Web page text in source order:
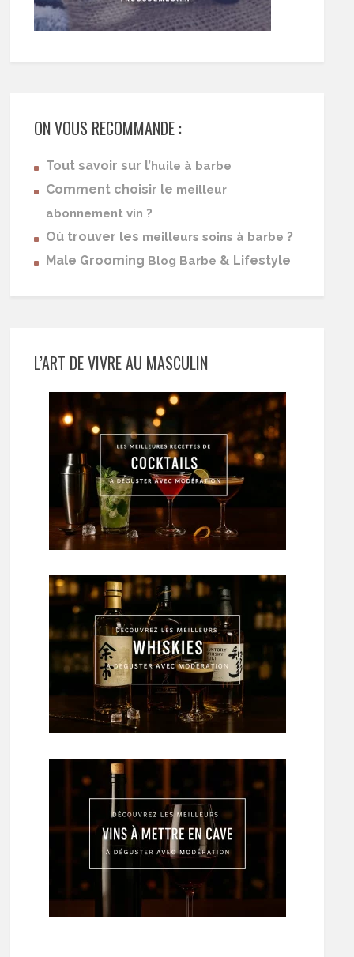
ON VOUS RECOMMANDE :
Tout savoir sur l’huile à barbe
Comment choisir le meilleur
abonnement vin ?
Où trouver les meilleurs soins à barbe ?
Male Grooming Blog Barbe & Lifestyle
L’ART DE VIVRE AU MASCULIN